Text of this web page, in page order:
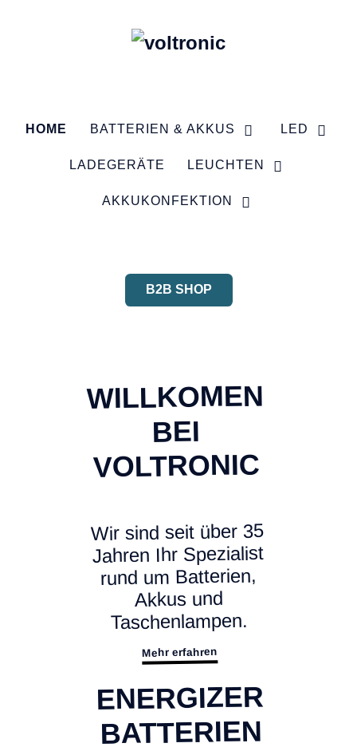
HOME BATTERIEN & AKKUS LED
LADEGERÄTE LEUCHTEN
AKKUKONFEKTION
B2B SHOP
WILLKOMEN
BEI
VOLTRONIC
Wir sind seit über 35
Jahren Ihr Spezialist
rund um Batterien,
Akkus und
Taschenlampen.
Mehr erfahren
ENERGIZER
BATTERIEN